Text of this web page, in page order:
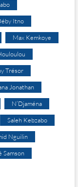
Itno
Max Kemkoye
Trésor
Jonathan
N’Djaména
Saleh Kebzabo
Nguilin
Samson